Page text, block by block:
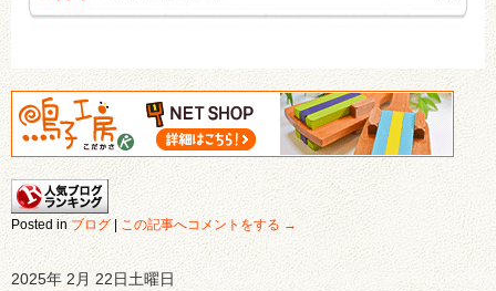
Posted inブログ この記事へコメントをする →
2025年 2月 22日土曜日